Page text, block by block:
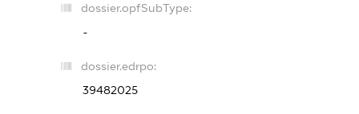
dossier.opfSubType:
-
dossier.edrpo:
39482025